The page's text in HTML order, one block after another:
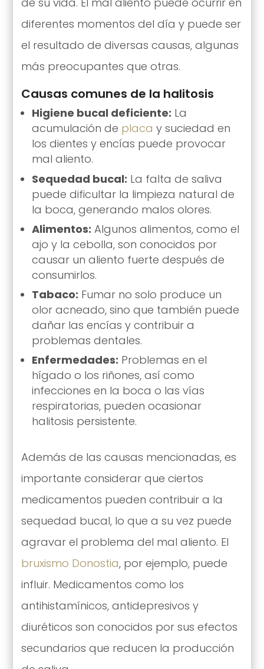
diferentes momentos del día y puede ser
el resultado de diversas causas, algunas
más preocupantes que otras.
Causas comunes de la halitosis
Higiene bucal deficiente: La
acumulación de placa y suciedad en
los dientes y encías puede provocar
mal aliento.
Sequedad bucal: La falta de saliva
puede dificultar la limpieza natural de
la boca, generando malos olores.
Alimentos: Algunos alimentos, como el
ajo y la cebolla, son conocidos por
causar un aliento fuerte después de
consumirlos.
Tabaco: Fumar no solo produce un
olor acneado, sino que también puede
dañar las encías y contribuir a
problemas dentales.
Enfermedades: Problemas en el
hígado o los riñones, así como
infecciones en la boca o las vías
respiratorias, pueden ocasionar
halitosis persistente.
Además de las causas mencionadas, es
importante considerar que ciertos
medicamentos pueden contribuir a la
sequedad bucal, lo que a su vez puede
agravar el problema del mal aliento. El
bruxismo Donostia, por ejemplo, puede
influir. Medicamentos como los
antihistamínicos, antidepresivos y
diuréticos son conocidos por sus efectos
secundarios que reducen la producción